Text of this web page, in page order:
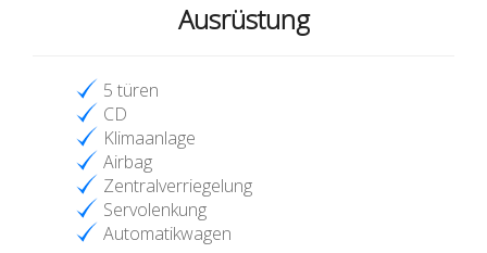
Ausrüstung
5 türen
CD
Klimaanlage
Airbag
Zentralverriegelung
Servolenkung
Automatikwagen